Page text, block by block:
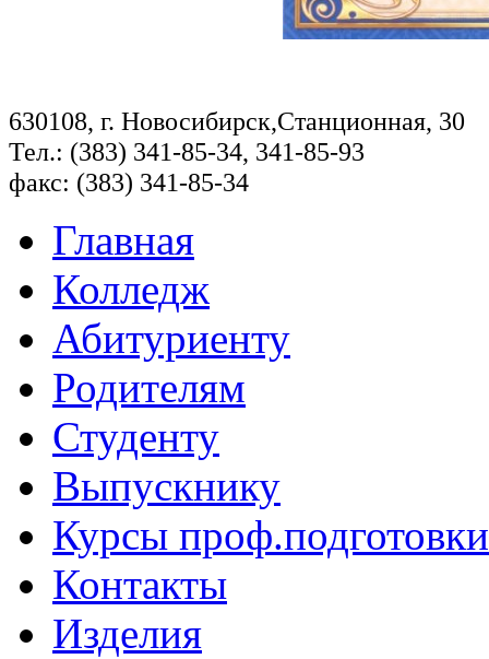
630108, г. Новосибирск,Станционная, 30
Тел.: (383) 341-85-34, 341-85-93
факс: (383) 341-85-34
Главная
Колледж
Абитуриенту
Родителям
Студенту
Выпускнику
Курсы проф.подготовки
Контакты
Изделия